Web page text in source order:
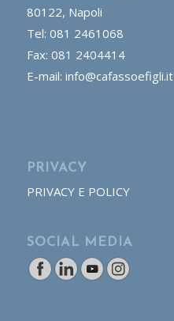
80122, Napoli
Tel: 081 2461068
Fax: 081 2404414
E-mail: info@cafassoefigli.it
PRIVACY
PRIVACY E POLICY
SOCIAL MEDIA